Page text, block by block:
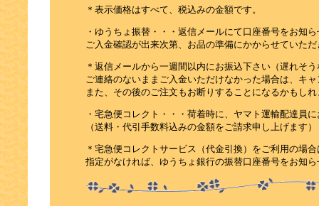
＊表示価格はすべて、税込みの金額です。
・ゆうちょ振替・・・返信メールにて口座番号をお知
ご入金確認が出来次第、お品の準備にかからせていた
＊返信メールから一週間以内にお振込下さい（遅れそ
ご連絡のないままご入金いただけなかった場合は、キ
また、その後のご注文もお断りすることになるかもし
・宅急便コレクト・・・荷着時に、ヤマト運輸配達員
（送料・代引手数料込みの金額をご請求申し上げます）
＊宅急便コレクトサービス（代金引換）をご利用の場
指定がなければ、ゆうちょ銀行の振替口座番号をお知